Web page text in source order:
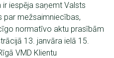
iespēja saņemt Valsts
par mežsaimniecības,
normatīvo aktu prasībām
13. janvāra ielā 15.
VMD Klientu